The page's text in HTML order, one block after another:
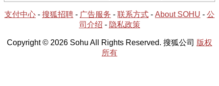
支付中心 - 搜狐招聘 - 广告服务 - 联系方式 - About SOHU - 公
司介绍 - 隐私政策
Copyright © 2026 Sohu All Rights Reserved. 搜狐公司 版权
所有